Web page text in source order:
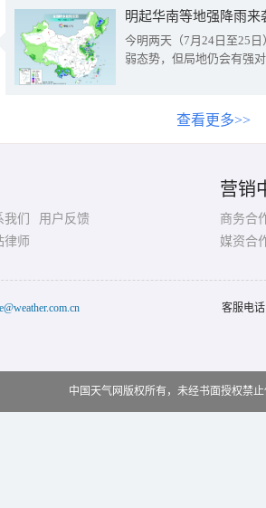
明起华南等地强降雨
今明两天（7月24日至25
弱态势，但局地仍会有强
查看更多>>
们
用户反馈
律师
营销
商务合
媒资合
客服电
中国天气网版权所有，未经书面授权